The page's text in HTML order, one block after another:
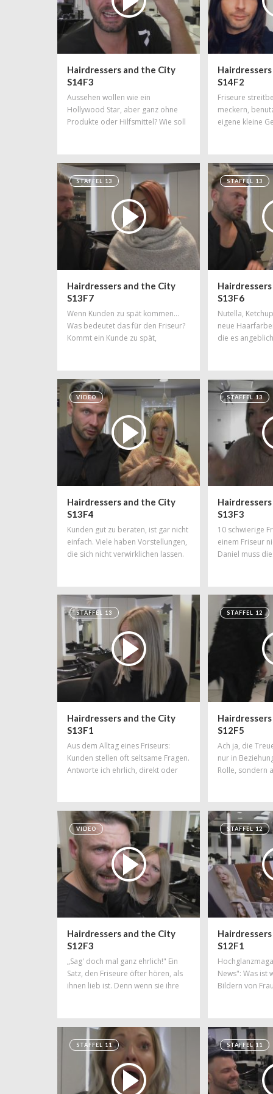
herzen !
Hairdressers and the City
S14F3
Aussehen wollen wie ein
Hollywood Star, aber ganz ohne
Produkte oder Hilfsmittel? Wie soll
S14F2
Friseure
meckern,
eigene kleine
STAFFEL 13
Hairdressers and the City
S13F7
Wenn Kunden zu spät kommen...
Was bedeutet das für den Friseur?
Kommt ein Kunde zu spät,
werden. Denn rausschmeißen kann
man den Verspäteten ja auch nicht.
STAFFEL 13
S13F6
Nutella,
neue
die es
VIDEO
Hairdressers and the City
S13F4
Kunden gut zu beraten, ist gar nicht
einfach. Viele haben Vorstellungen,
die sich nicht verwirklichen lassen.
STAFFEL 13
S13F3
10 schwierige
einem Friseur
Daniel muss
STAFFEL 13
Hairdressers and the City
S13F1
Aus dem Alltag eines Friseurs:
Kunden stellen oft seltsame Fragen.
Antworte ich ehrlich, direkt oder
STAFFEL 12
S12F5
Ach ja, die
nur in
Rolle, sondern
Daniel klärt
VIDEO
Hairdressers and the City
S12F3
„Sag' doch mal ganz ehrlich!" Ein
Satz, den Friseure öfter hören, als
ihnen lieb ist. Denn wenn sie ihre
Umständen überhaupt nicht
gefallen...
STAFFEL 12
S12F1
News": Was ist
Bildern von
STAFFEL 11 STAFFEL 11